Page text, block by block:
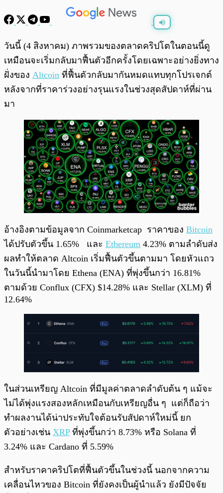
พร้อมเล่น 0:00 0:00
วันนี้ (4 สิงหาคม) ภาพรวมของตลาดคริปโตในตอนนี้ดู
เหมือนจะเริ่มกลับมาฟื้นตัวอีกครั้งโดยเฉพาะอย่างยิ่งทาง
ฝั่งของ Altcoin ที่ฟื้นตัวกลับมากันหมดแทบทุกโปรเจกต์
หลังจากที่ราคาร่วงอย่างรุนแรงในช่วงสุดสัปดาห์ที่ผ่าน
มา
อ้างอิงตามข้อมูลจาก Coinmarketcap ราคาของ Bitcoin
ได้ปรับตัวขึ้น 1.65% และ Ethereum 4.23% ตามลำดับส่ง
ผลทำให้ตลาด Altcoin เริ่มฟื้นตัวขึ้นตามมา โดยหัวแถว
ในวันนี้นำมาโดย Ethena (ENA) ที่พุ่งขึ้นกว่า 16.81%
ตามด้วย Conflux (CFX) $14.28% และ Stellar (XLM) ที่
12.64%
ในส่วนเหรียญ Altcoin ที่มีมูลค่าตลาดลำดับต้น ๆ แม้จะ
ไม่ได้พุ่งแรงสองหลักเหมือนกับเหรียญอื่น ๆ แต่ก็ถือว่า
ทำผลงานได้น่าประทับใจต้อนรับสัปดาห์ใหม่นี้ ยก
ตัวอย่างเช่น XRPที่พุ่งขึ้นกว่า 8.73% หรือ Solana ที่
3.24% และ Cardano ที่ 5.59%
สำหรับราคาคริปโตที่ฟื้นตัวขึ้นในช่วงนี้ นอกจากความ
เคลื่อนไหวของ Bitcoin ที่ยังคงเป็นผู้นำแล้ว ยังมีปัจจัย